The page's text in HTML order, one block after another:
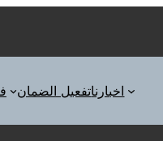
تفعيل الضماناخبارنا